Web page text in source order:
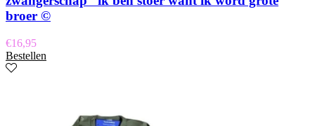
broer ©
€16,95
Bestellen